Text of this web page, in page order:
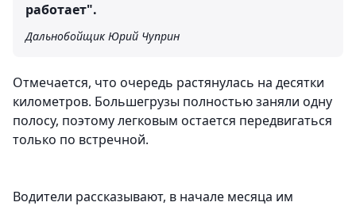
работает".
Дальнобойщик Юрий Чуприн
Отмечается, что очередь растянулась на десятки
километров. Большегрузы полностью заняли одну
полосу, поэтому легковым остается передвигаться
только по встречной.
Водители рассказывают, в начале месяца им